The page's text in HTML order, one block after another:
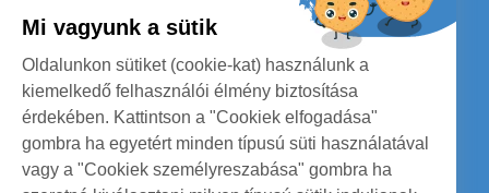
Kapcsolat
KÖVESSENEK
Mi vagyunk a sütik
Oldalunkon sütiket (cookie-kat) használunk a
kiemelkedő felhasználói élmény biztosítása
érdekében. Kattintson a "Cookiek elfogadása"
gombra ha egyetért minden típusú süti használatával
vagy a "Cookiek személyreszabása" gombra ha